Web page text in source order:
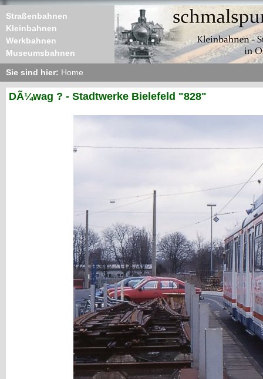
Straßenbahnen
Kleinbahnen
Werkbahnen
Museumsbahnen
Sie sind hier: Home
DÃ¼wag ? - Stadtwerke Bielefeld "828"